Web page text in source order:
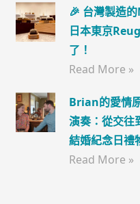
🎉 台灣製造
日本東京
了！
Read More »
Brian的愛情
演奏：從交往
結婚紀念日禮
Read More »